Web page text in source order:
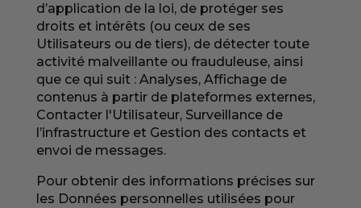
d’application de la loi, de protéger ses
droits et intérêts (ou ceux de ses
Utilisateurs ou de tiers), de détecter toute
activité malveillante ou frauduleuse, ainsi
que ce qui suit : Analyses, Affichage de
contenus à partir de plateformes externes,
Contacter l'Utilisateur, Surveillance de
l’infrastructure et Gestion des contacts et
envoi de messages.
Pour obtenir des informations précises sur
les Données personnelles utilisées pour